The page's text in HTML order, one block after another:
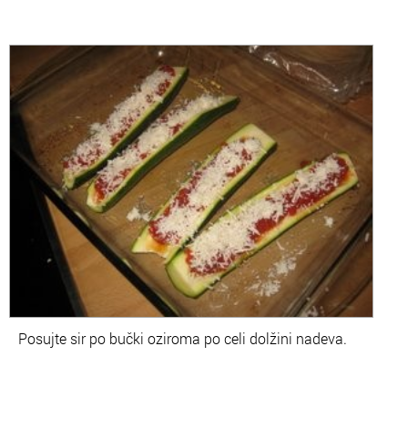
Posujte sir po bučki oziroma po celi dolžini nadeva.